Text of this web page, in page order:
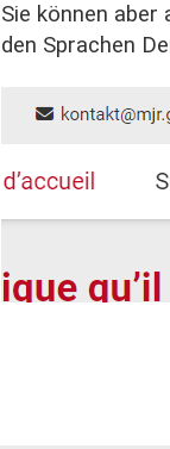
Sie können
den Sprachen